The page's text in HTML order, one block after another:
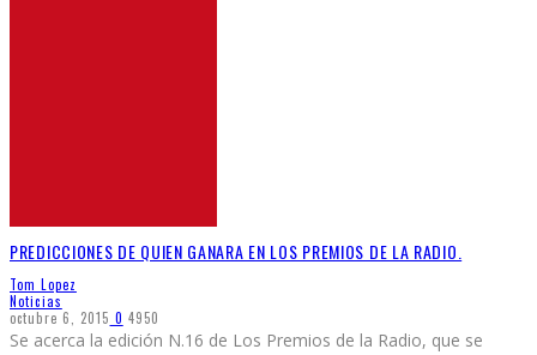
PREDICCIONES DE QUIEN GANARA EN LOS PREMIOS DE LA RADIO.
Tom Lopez
Noticias
octubre 6, 2015 0 4950
Se acerca la edición N.16 de Los Premios de la Radio, que se